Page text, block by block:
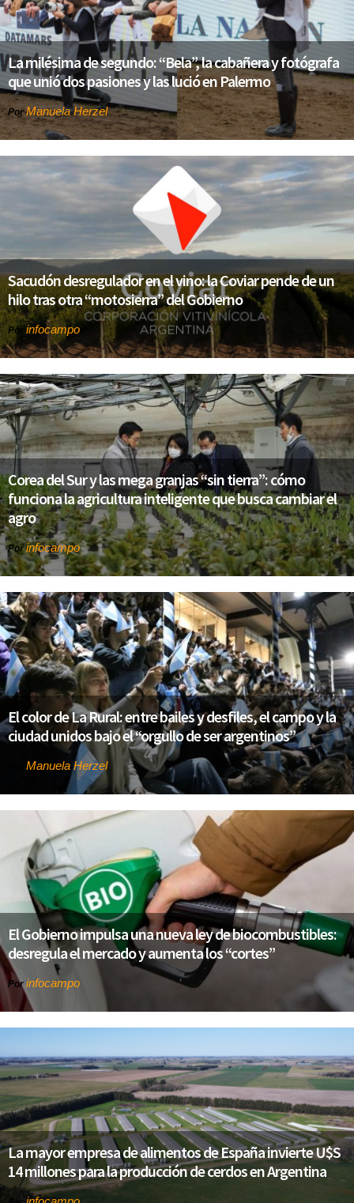
La milésima de segundo: “Bela”, la cabañera y fotógrafa
que unió dos pasiones y las lució en Palermo
PorManuela Herzel
Sacudón desregulador en el vino: la Coviar pende de un
hilo tras otra “motosierra” del Gobierno
Por infocampo
Corea del Sur y las mega granjas “sin tierra”: cómo
funciona la agricultura inteligente que busca cambiar el
agro
Porinfocampo
El color de La Rural: entre bailes y desfiles, el campo y la
ciudad unidos bajo el “orgullo de ser argentinos”
Manuela Herzel
El Gobierno impulsa una nueva ley de biocombustibles:
desregula el mercado y aumenta los “cortes”
Porinfocampo
La mayor empresa de alimentos de España invierte U$S
14 millones para la producción de cerdos en Argentina